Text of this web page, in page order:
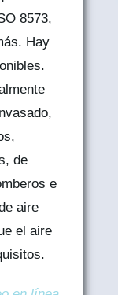
8573,
Hay
de
e
aire
el aire